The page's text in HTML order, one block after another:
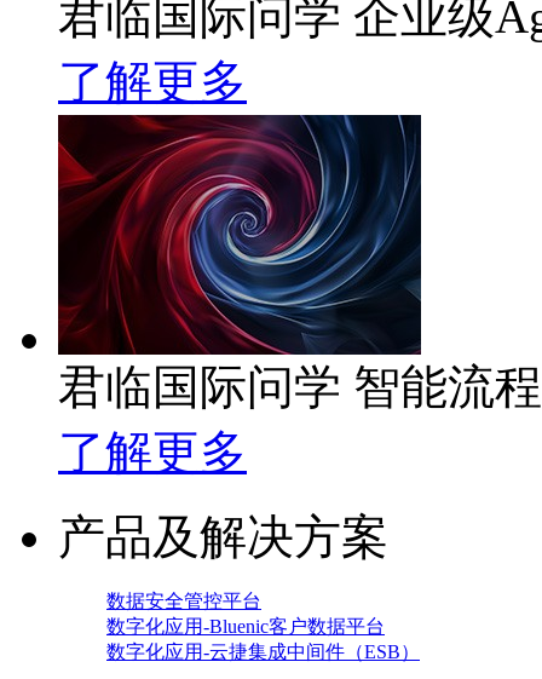
君临国际问学 企业级
了解更多
君临国际问学 智能流
了解更多
产品及解决方案
数据安全管控平台
数字化应用-Bluenic客户数据平台
数字化应用-云捷集成中间件（ESB）